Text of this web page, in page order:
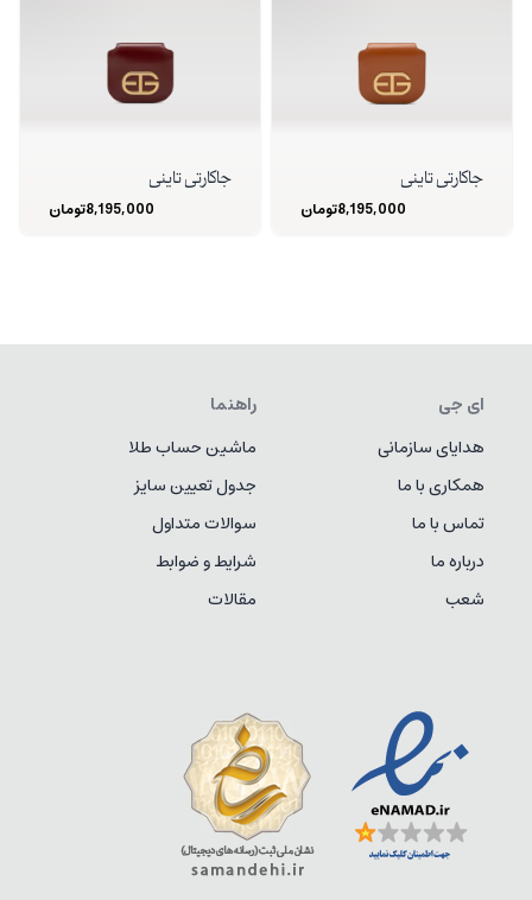
جاکارتی تاینی
8,195,000تومان
جاکارتی تاینی
8,195,000تومان
ای جی
هدایای سازمانی
همکاری با ما
تماس با ما
درباره ما
شعب
راهنما
ماشین حساب طلا
جدول تعیین سایز
سوالات متداول
شرایط و ضوابط
مقالات